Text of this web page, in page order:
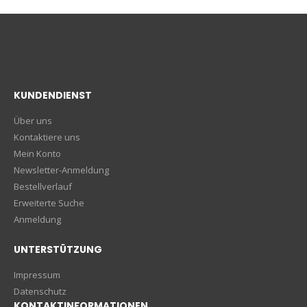
KUNDENDIENST
Über uns
Kontaktiere uns
Mein Konto
Newsletter-Anmeldung
Bestellverlauf
Erweiterte Suche
Anmeldung
UNTERSTÜTZUNG
Impressum
Datenschutz